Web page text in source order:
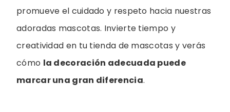
promueve el cuidado y respeto hacia nuestras
adoradas mascotas. Invierte tiempo y
creatividad en tu tienda de mascotas y verás
cómo la decoración adecuada puede
marcar una gran diferencia.